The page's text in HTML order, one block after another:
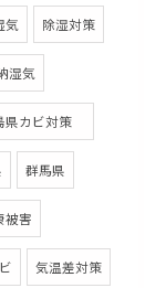
気 除湿対策
湿気
県カビ対策
群馬県
被害
気温差対策